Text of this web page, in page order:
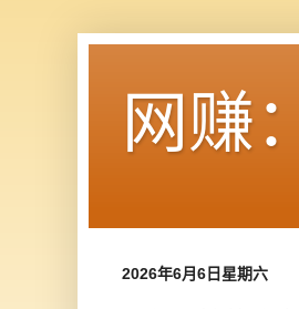
网赚
2026年6月6日星期六